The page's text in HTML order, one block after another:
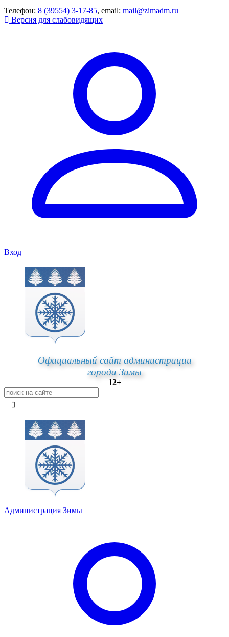
Телефон: 8 (39554) 3-17-85, email: mail@zimadm.ru
Версия для слабовидящих
Вход
Официальный сайт администрации
города Зимы
12+
Администрация Зимы